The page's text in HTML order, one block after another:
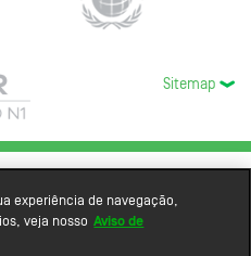
Sitemap
experiência de navegação,
veja nosso Aviso de